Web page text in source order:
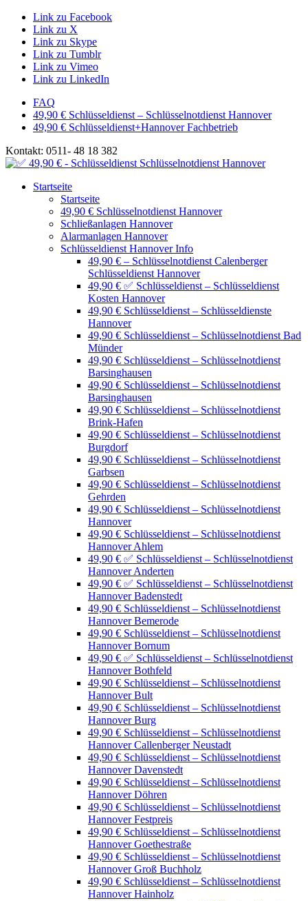
Link zu Facebook
Link zu X
Link zu Skype
Link zu Tumblr
Link zu Vimeo
Link zu LinkedIn
FAQ
49,90 € Schlüsseldienst – Schlüsselnotdienst Hannover
49,90 € Schlüsseldienst+Hannover Fachbetrieb
Kontakt: 0511- 48 18 382
Startseite
Startseite
49,90 € Schlüsselnotdienst Hannover
Schließanlagen Hannover
Alarmanlagen Hannover
Schlüsseldienst Hannover Info
49,90 € – Schlüsselnotdienst Calenberger
Schlüsseldienst Hannover
49,90 € ✅ Schlüsseldienst – Schlüsseldienst
Kosten Hannover
49,90 € Schlüsseldienst – Schlüsseldienste
Hannover
49,90 € Schlüsseldienst – Schlüsselnotdienst Bad
Münder
49,90 € Schlüsseldienst – Schlüsselnotdienst
Barsinghausen
49,90 € Schlüsseldienst – Schlüsselnotdienst
Barsinghausen
49,90 € Schlüsseldienst – Schlüsselnotdienst
Brink-Hafen
49,90 € Schlüsseldienst – Schlüsselnotdienst
Burgdorf
49,90 € Schlüsseldienst – Schlüsselnotdienst
Garbsen
49,90 € Schlüsseldienst – Schlüsselnotdienst
Gehrden
49,90 € Schlüsseldienst – Schlüsselnotdienst
Hannover
49,90 € Schlüsseldienst – Schlüsselnotdienst
Hannover Ahlem
49,90 € ✅ Schlüsseldienst – Schlüsselnotdienst
Hannover Anderten
49,90 € ✅ Schlüsseldienst – Schlüsselnotdienst
Hannover Badenstedt
49,90 € Schlüsseldienst – Schlüsselnotdienst
Hannover Bemerode
49,90 € Schlüsseldienst – Schlüsselnotdienst
Hannover Bornum
49,90 € ✅ Schlüsseldienst – Schlüsselnotdienst
Hannover Bothfeld
49,90 € Schlüsseldienst – Schlüsselnotdienst
Hannover Bult
49,90 € Schlüsseldienst – Schlüsselnotdienst
Hannover Burg
49,90 € Schlüsseldienst – Schlüsselnotdienst
Hannover Callenberger Neustadt
49,90 € Schlüsseldienst – Schlüsselnotdienst
Hannover Davenstedt
49,90 € Schlüsseldienst – Schlüsselnotdienst
Hannover Döhren
49,90 € Schlüsseldienst – Schlüsselnotdienst
Hannover Festpreis
49,90 € Schlüsseldienst – Schlüsselnotdienst
Hannover Goethestraße
49,90 € Schlüsseldienst – Schlüsselnotdienst
Hannover Groß Buchholz
49,90 € Schlüsseldienst – Schlüsselnotdienst
Hannover Hainholz